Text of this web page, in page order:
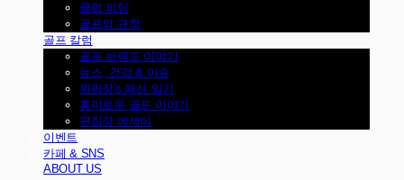
클럽 피팅
골프의 규칙
골프 칼럼
골프 브랜드 이야기
뉴스, 건강 & 이슈
원팀장's 패션 일기
흥미로운 골프 이야기
편집장 에세이
이벤트
카페 & SNS
ABOUT US